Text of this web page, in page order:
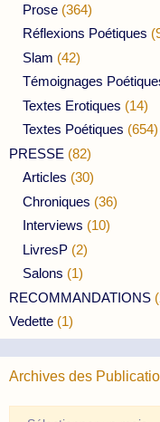
Prose (364)
Réflexions Poétiques
Slam (42)
Témoignages
Textes Erotiques (14)
Textes Poétiques (654)
PRESSE (82)
Articles (30)
Chroniques (36)
Interviews (10)
LivresP (2)
Salons (1)
RECOMMANDATIONS
Vedette (1)
Archives des